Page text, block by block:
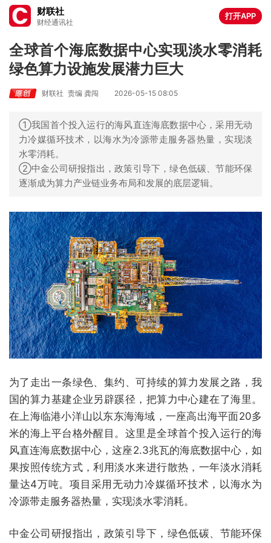
财联社
财经通讯社
打开APP
全球首个海底数据中心实现淡水零消耗
绿色算力设施发展潜力巨大
财联社 责编 龚闯 2026-05-15 08:05
①我国首个投入运行的海风直连海底数据中心，采用无动
力冷媒循环技术，以海水为冷源带走服务器热量，实现淡
水零消耗。
②中金公司研报指出，政策引导下，绿色低碳、节能环保
逐渐成为算力产业链业务布局和发展的底层逻辑。
为了走出一条绿色、集约、可持续的算力发展之路，我
国的算力基建企业另辟蹊径，把算力中心建在了海里。
在上海临港小洋山以东东海海域，一座高出海平面20多
米的海上平台格外醒目。这里是全球首个投入运行的海
风直连海底数据中心，这座2.3兆瓦的海底数据中心，如
果按照传统方式，利用淡水来进行散热，一年淡水消耗
量达4万吨。项目采用无动力冷媒循环技术，以海水为
冷源带走服务器热量，实现淡水零消耗。
中金公司研报指出，政策引导下，绿色低碳、节能环保